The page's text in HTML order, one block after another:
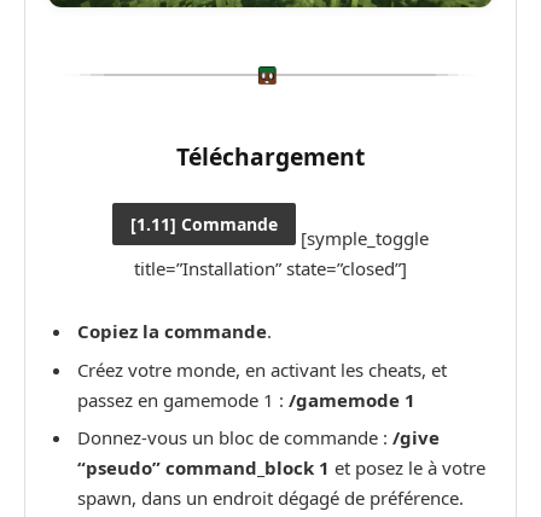
Téléchargement
[1.11] Commande
[symple_toggle
title=”Installation” state=”closed”]
Copiez la commande.
Créez votre monde, en activant les cheats, et
passez en gamemode 1 : /gamemode 1
Donnez-vous un bloc de commande : /give
“pseudo” command_block 1 et posez le à votre
spawn, dans un endroit dégagé de préférence.